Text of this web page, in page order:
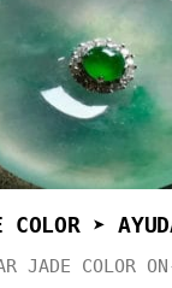
COLOR ➤
JADE COLOR